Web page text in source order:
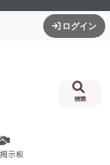
ログイン
検索
示板